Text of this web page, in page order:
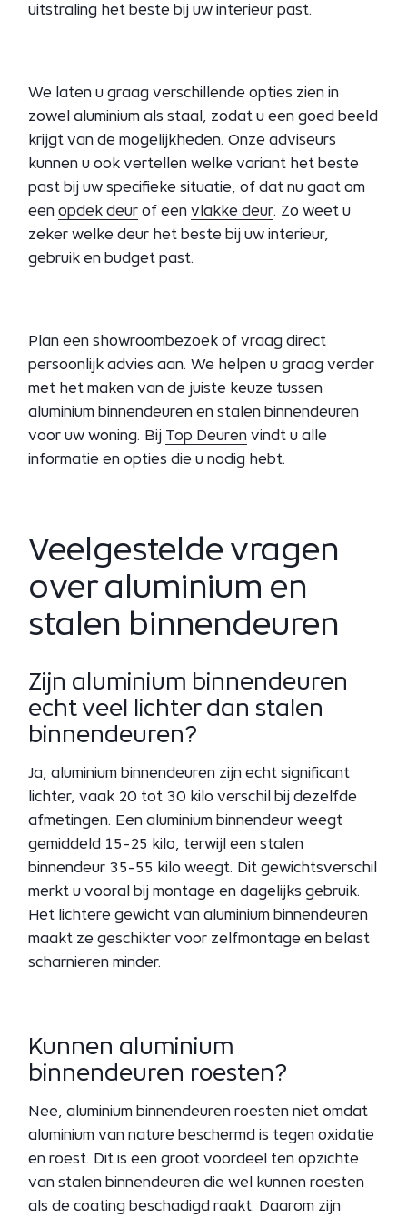
uitstraling het beste bij uw interieur past.
We laten u graag verschillende opties zien in
zowel aluminium als staal, zodat u een goed beeld
krijgt van de mogelijkheden. Onze adviseurs
kunnen u ook vertellen welke variant het beste
past bij uw specifieke situatie, of dat nu gaat om
eenopdek deur of eenvlakke deur. Zo weet u
zeker welke deur het beste bij uw interieur,
gebruik en budget past.
Plan een showroombezoek of vraag direct
persoonlijk advies aan. We helpen u graag verder
met het maken van de juiste keuze tussen
aluminium binnendeuren en stalen binnendeuren
voor uw woning. Bij Top Deuren vindt u alle
informatie en opties die u nodig hebt.
Veelgestelde vragen
over aluminium en
stalen binnendeuren
Zijn aluminium binnendeuren
echt veel lichter dan stalen
binnendeuren?
Ja, aluminium binnendeuren zijn echt significant
lichter, vaak 20 tot 30 kilo verschil bij dezelfde
afmetingen. Een aluminium binnendeur weegt
gemiddeld 15-25 kilo, terwijl een stalen
binnendeur 35-55 kilo weegt. Dit gewichtsverschil
merkt u vooral bij montage en dagelijks gebruik.
Het lichtere gewicht van aluminium binnendeuren
maakt ze geschikter voor zelfmontage en belast
scharnieren minder.
Kunnen aluminium
binnendeuren roesten?
Nee, aluminium binnendeuren roesten niet omdat
aluminium van nature beschermd is tegen oxidatie
en roest. Dit is een groot voordeel ten opzichte
van stalen binnendeuren die wel kunnen roesten
als de coating beschadigd raakt. Daarom zijn